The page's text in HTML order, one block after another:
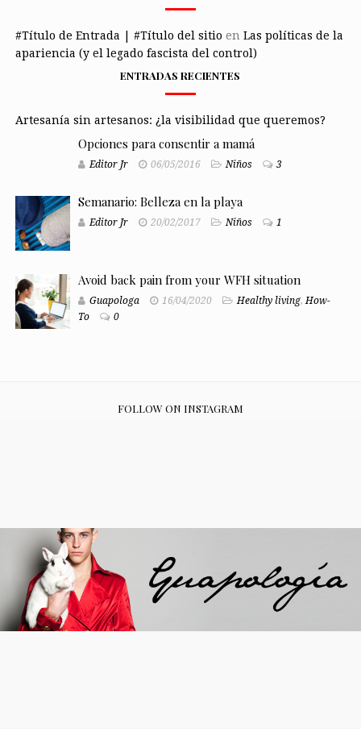
#Título de Entrada | #Título del sitio en Las políticas de la
apariencia (y el legado fascista del control)
ENTRADAS RECIENTES
Artesanía sin artesanos: ¿la visibilidad que queremos?
Opciones para consentir a mamá
Editor Jr 06/05/2016 Niños 3
Semanario: Belleza en la playa
Editor Jr 20/02/2017 Niños 1
Avoid back pain from your WFH situation
Guapologa 16/04/2020 Healthy living,How-
To
0
FOLLOW ON INSTAGRAM